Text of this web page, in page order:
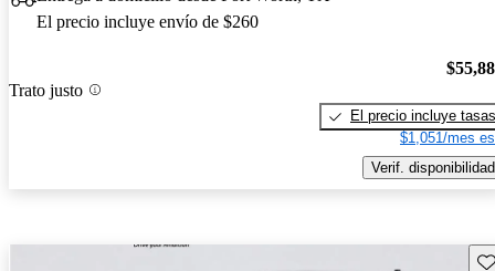
El precio incluye envío de $260
Trato justo
El precio incluye tasas
$1,051/mes
Verif. disponibilidad